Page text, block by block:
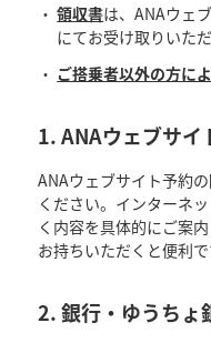
領収書は、ANAウェ
にてお受け取りいただ
ご搭乗者以外の方に
1. ANAウェブサイ
ANAウェブサイト予約
ください。インターネ
く内容を具体的にご案
お持ちいただくと便利で
2. 銀行・ゆうちょ